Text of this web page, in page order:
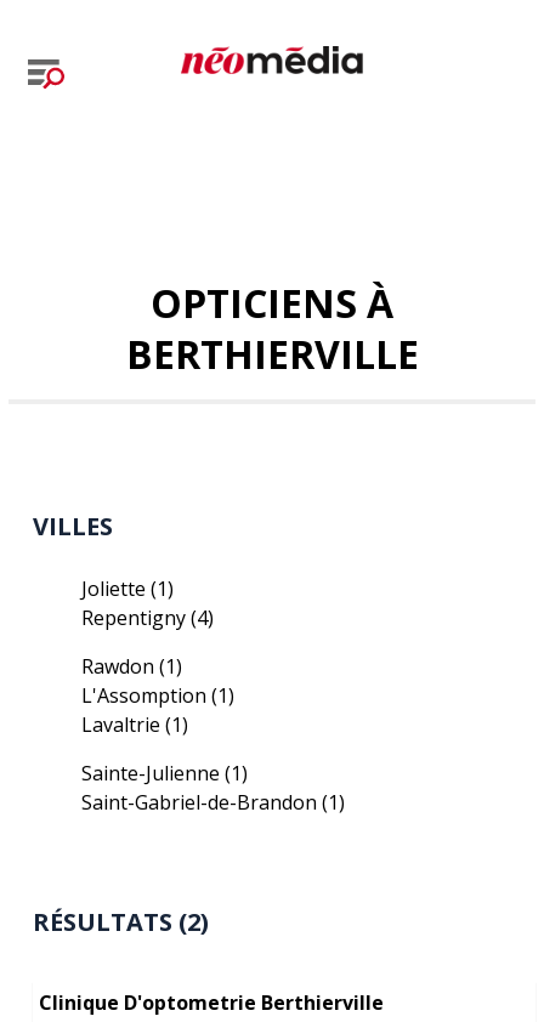
OPTICIENS À
BERTHIERVILLE
VILLES
Joliette(1)
Repentigny(4)
Rawdon(1)
L'Assomption(1)
Lavaltrie(1)
Sainte-Julienne(1)
Saint-Gabriel-de-Brandon(1)
RÉSULTATS (2)
Clinique D'optometrie Berthierville